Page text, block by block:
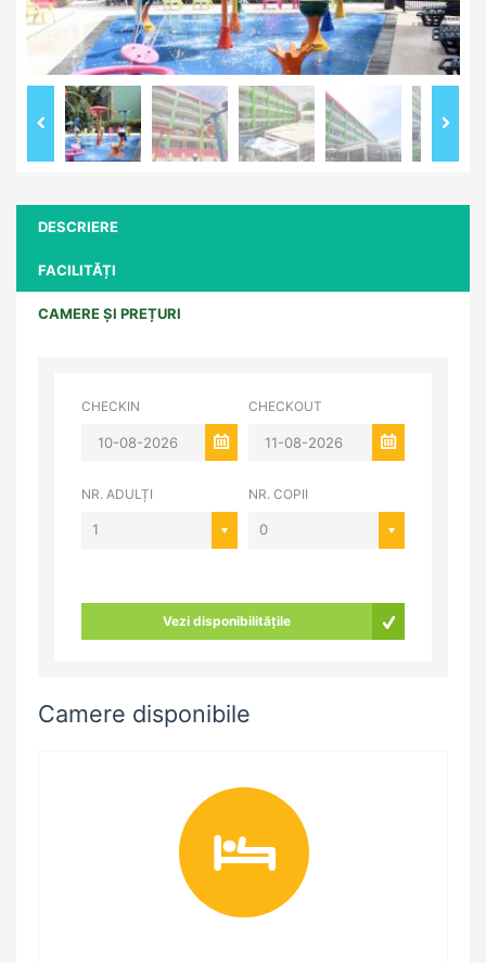
DESCRIERE
FACILITĂȚI
CAMERE ȘI PREȚURI
CHECKIN CHECKOUT
NR. ADULȚI
1
NR. COPII
0
Vezi disponibilitățile
Camere disponibile